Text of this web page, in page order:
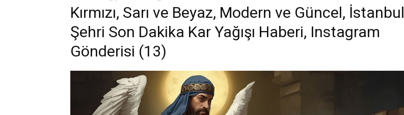
Kırmızı, Sarı ve Beyaz, Modern ve Güncel, İstanbul
Şehri Son Dakika Kar Yağışı Haberi, Instagram
Gönderisi (13)